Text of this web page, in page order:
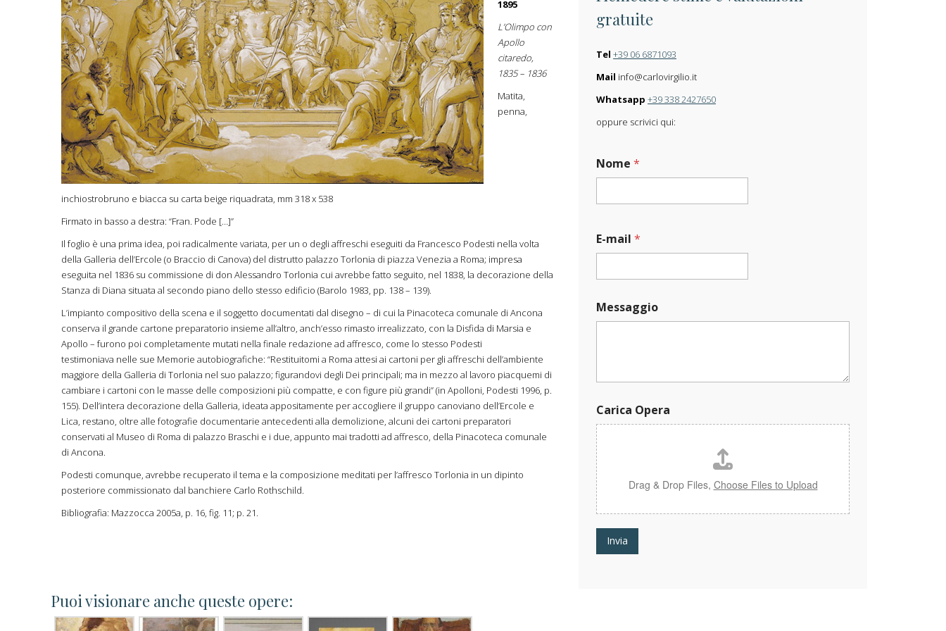
1895
L’Olimpo con
Apollo
citaredo,
1835 – 1836
Matita,
penna,
inchiostrobruno e biacca su carta beige riquadrata, mm 318 x 538
Firmato in basso a destra: “Fran. Pode […]”
Il foglio è una prima idea, poi radicalmente variata, per un o degli affreschi eseguiti da Francesco Podesti nella volta
della Galleria dell’Ercole (o Braccio di Canova) del distrutto palazzo Torlonia di piazza Venezia a Roma; impresa
eseguita nel 1836 su commissione di don Alessandro Torlonia cui avrebbe fatto seguito, nel 1838, la decorazione della
Stanza di Diana situata al secondo piano dello stesso edificio (Barolo 1983, pp. 138 – 139).
L’impianto compositivo della scena e il soggetto documentati dal disegno – di cui la Pinacoteca comunale di Ancona
conserva il grande cartone preparatorio insieme all’altro, anch’esso rimasto irrealizzato, con la Disfida di Marsia e
Apollo – furono poi completamente mutati nella finale redazione ad affresco, come lo stesso Podesti
testimoniava nelle sue Memorie autobiografiche: “Restituitomi a Roma attesi ai cartoni per gli affreschi dell’ambiente
maggiore della Galleria di Torlonia nel suo palazzo; figurandovi degli Dei principali; ma in mezzo al lavoro piacquemi di
cambiare i cartoni con le masse delle composizioni più compatte, e con figure più grandi” (in Apolloni, Podesti 1996, p.
155). Dell’intera decorazione della Galleria, ideata appositamente per accogliere il gruppo canoviano dell’Ercole e
Lica, restano, oltre alle fotografie documentarie antecedenti alla demolizione, alcuni dei cartoni preparatori
conservati al Museo di Roma di palazzo Braschi e i due, appunto mai tradotti ad affresco, della Pinacoteca comunale
di Ancona.
Podesti comunque, avrebbe recuperato il tema e la composizione meditati per l’affresco Torlonia in un dipinto
posteriore commissionato dal banchiere Carlo Rothschild.
Bibliografia: Mazzocca 2005a, p. 16, fig. 11; p. 21.
gratuite
Tel +39 06 6871093
Mail info@carlovirgilio.it
Whatsapp +39 338 2427650
oppure scrivici qui:
Nome *
o
m
*
p
e
E-mail *
Messaggio
Carica Opera
Drag & Drop Files, Choose Files to Upload
Invia
Puoi visionare anche queste opere: